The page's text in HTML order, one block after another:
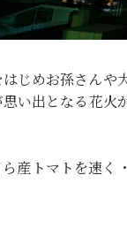
じめお孫さんや
い出となる花火
産トマトを速く